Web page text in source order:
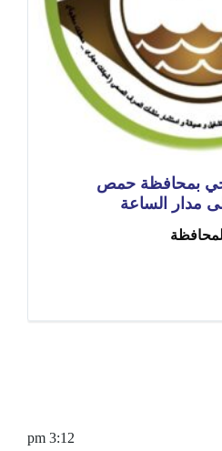
بمحافظة حمص
مدار الساعة
3:12 pm